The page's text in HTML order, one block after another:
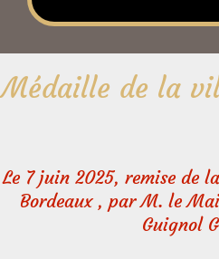
Médaille de la
Le 7 juin 2025, remise de
Bordeaux , par M. le
Guignol